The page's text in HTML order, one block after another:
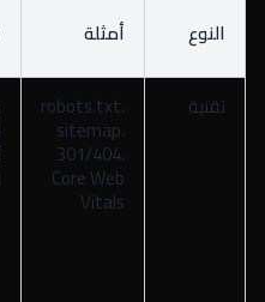
النوع أمثلة
تقنية
robots.txt،
sitemap،
301/404،
Core Web
Vitals